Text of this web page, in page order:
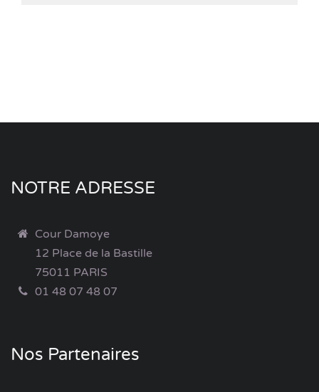
NOTRE ADRESSE
Cour Damoye
12 Place de la Bastille
75011 PARIS
01 48 07 48 07
Nos Partenaires